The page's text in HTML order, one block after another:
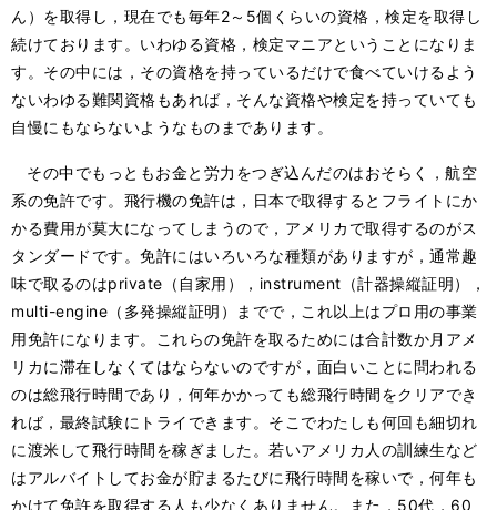
ん）を取得し，現在でも毎年2～5個くらいの資格，検定を取得し
続けております。いわゆる資格，検定マニアということになりま
す。その中には，その資格を持っているだけで食べていけるよう
ないわゆる難関資格もあれば，そんな資格や検定を持っていても
自慢にもならないようなものまであります。
その中でもっともお金と労力をつぎ込んだのはおそらく，航空
系の免許です。飛行機の免許は，日本で取得するとフライトにか
かる費用が莫大になってしまうので，アメリカで取得するのがス
タンダードです。免許にはいろいろな種類がありますが，通常趣
味で取るのはprivate（自家用），instrument（計器操縦証明），
multi-engine（多発操縦証明）までで，これ以上はプロ用の事業
用免許になります。これらの免許を取るためには合計数か月アメ
リカに滞在しなくてはならないのですが，面白いことに問われる
のは総飛行時間であり，何年かかっても総飛行時間をクリアでき
れば，最終試験にトライできます。そこでわたしも何回も細切れ
に渡米して飛行時間を稼ぎました。若いアメリカ人の訓練生など
はアルバイトしてお金が貯まるたびに飛行時間を稼いで，何年も
かけて免許を取得する人も少なくありません。また，50代，60